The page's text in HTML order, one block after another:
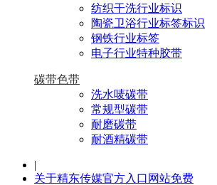
纺织干洗行业标识
陶瓷卫浴行业标签标识
钢铁行业标签
电子行业特种胶带
碳带色带
洗水唛碳带
常规型碳带
耐磨碳带
耐酒精碳带
|
关于精东传媒官方入口网站免费